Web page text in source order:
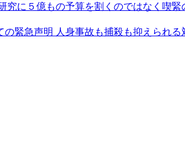
に５億もの予算を割くのではなく喫
緊急声明 人身事故も捕殺も抑えられる